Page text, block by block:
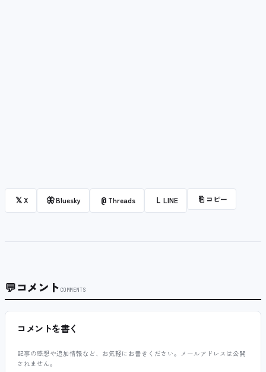
𝕏X 🦋Bluesky @ Threads L LINE ⎘ コピー
💬コメント COMMENTS
コメントを書く
記事の感想や追加情報など、お気軽にお書きください。メールアドレスは公開
されません。